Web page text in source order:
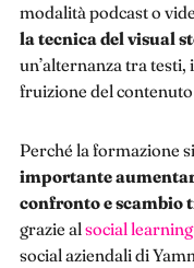
modalità podcast o
la tecnica del visual
un’alternanza tra testi,
fruizione del
Perché la formazione
importante
confronto e scambio
grazie alsocial learning
social aziendali di